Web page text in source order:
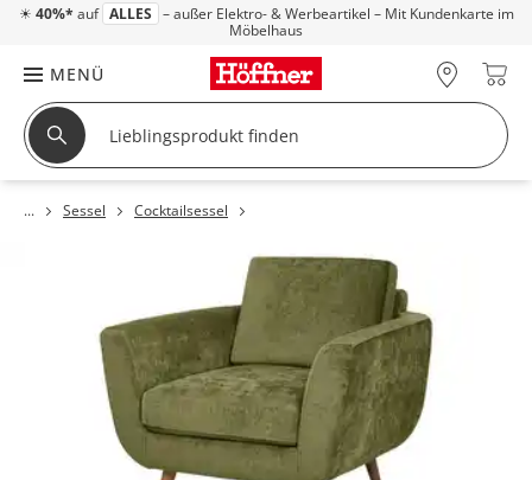
☀ 40%* auf ALLES – außer Elektro- & Werbeartikel – Mit Kundenkarte im
Möbelhaus
MENÜ
Sessel Cocktailsessel